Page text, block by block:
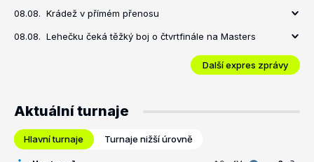
08.08. Krádež v přímém přenosu
08.08. Lehečku čeká těžký boj o čtvrtfinále na Masters
Další expres zprávy
Aktuální turnaje
Hlavní turnaje Turnaje nižší úrovně